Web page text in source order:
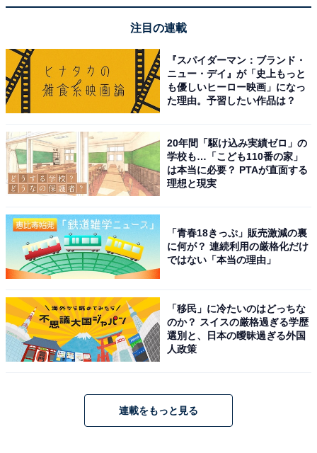
注目の連載
『スパイダーマン：ブランド・
ニュー・デイ』が「史上もっと
も優しいヒーロー映画」になっ
た理由。予習したい作品は？
20年間「駆け込み実績ゼロ」の
学校も…「こども110番の家」
は本当に必要？ PTAが直面する
理想と現実
「青春18きっぷ」販売激減の裏
に何が？ 連続利用の厳格化だけ
ではない「本当の理由」
「移民」に冷たいのはどっちな
のか？ スイスの厳格過ぎる学歴
選別と、日本の曖昧過ぎる外国
人政策
連載をもっと見る